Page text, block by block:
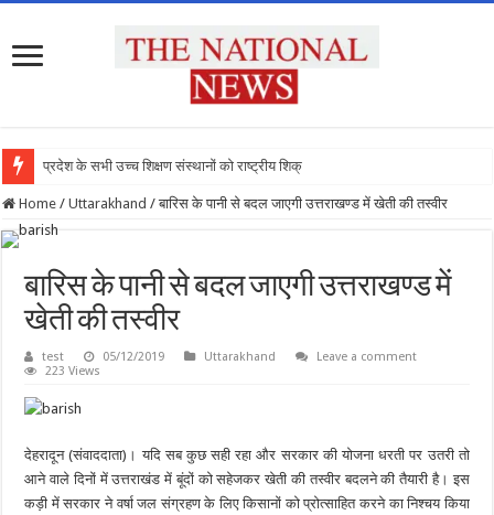
प्रदेश के सभी उच्च शिक्षण संस्थानों को राष्ट्रीय शिक्षा नीत
Home / Uttarakhand / बारिस के पानी से बदल जाएगी उत्तराखण्ड में खेती की तस्वीर
बारिस के पानी से बदल जाएगी उत्तराखण्ड में
खेती की तस्वीर
test 05/12/2019 Uttarakhand
Leave a comment
223 Views
देहरादून (संवाददाता)। यदि सब कुछ सही रहा और सरकार की योजना धरती पर उतरी तो
आने वाले दिनों में उत्तराखंड में बूंदों को सहेजकर खेती की तस्वीर बदलने की तैयारी है। इस
कड़ी में सरकार ने वर्षा जल संग्रहण के लिए किसानों को प्रोत्साहित करने का निश्चय किया